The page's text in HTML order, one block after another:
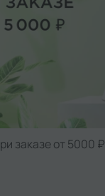
заказе от 5000 ₽